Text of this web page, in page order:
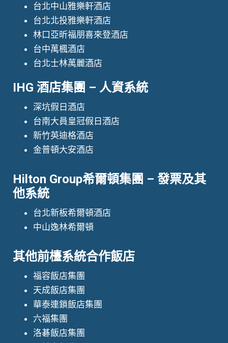
台北中山雅樂軒酒店
台北北投雅樂軒酒店
林口亞昕福朋喜來登酒店
台中萬楓酒店
台北士林萬麗酒店
IHG 酒店集團 – 人資系統
深坑假日酒店
台南大員皇冠假日酒店
新竹英迪格酒店
金普頓大安酒店
Hilton Group希爾頓集團 – 發票及其
他系統
台北新板希爾頓酒店
中山逸林希爾頓
其他前檯系統合作飯店
福容飯店集團
天成飯店集團
華泰連鎖飯店集團
六福集團
洛碁飯店集團